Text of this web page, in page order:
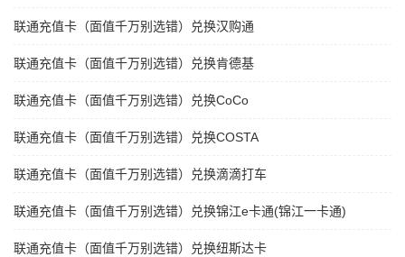
联通充值卡（面值千万别选错）兑换汉购通
联通充值卡（面值千万别选错）兑换肯德基
联通充值卡（面值千万别选错）兑换CoCo
联通充值卡（面值千万别选错）兑换COSTA
联通充值卡（面值千万别选错）兑换滴滴打车
联通充值卡（面值千万别选错）兑换锦江e卡通(锦江一卡通)
联通充值卡（面值千万别选错）兑换纽斯达卡